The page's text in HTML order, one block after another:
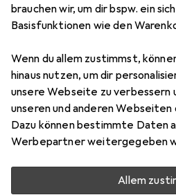
brauchen wir, um dir bspw. ein
Basisfunktionen wie den
Wenn du allem zustimmst,
hinaus nutzen, um dir
unsere Webseite zu verbessern
unseren und anderen
Dazu können bestimmte Daten
Werbepartner weitergegeben
Allem
Zubehör für
Hier findest du passendes
Safety aus der Kategorie
Relevanz